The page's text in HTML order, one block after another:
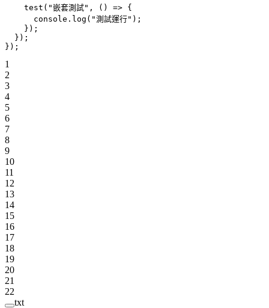
    test
( "嵌套測試" , () => {
      console.
log ( "測試運行" );
    });
  });
});
1
2
3
4
5
6
7
8
9
10
11
12
13
14
15
16
17
18
19
20
21
22
txt